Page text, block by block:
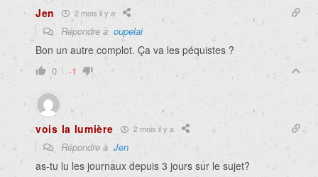
Jen 2 mois il y a
Répondre à oupelai
Bon un autre complot. Ça va les péquistes ?
0 -1
vois la lumière 2 mois il y a
Répondre à Jen
as-tu lu les journaux depuis 3 jours sur le sujet?